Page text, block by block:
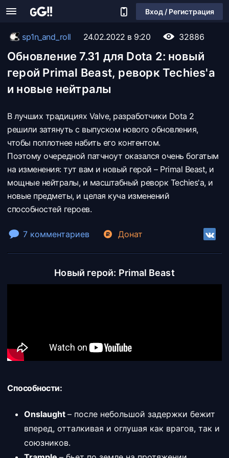
Вход / Регистрация
sp1n_and_roll 24.02.2022 в 9:20 32886
Обновление 7.31 для Dota 2: новый
герой Primal Beast, реворк Techies'a
и новые нейтралы
В лучших традициях Valve, разработчики Dota 2
решили затянуть с выпуском нового обновления,
чтобы поплотнее набить его контентом.
Поэтому очередной патчноут оказался очень богатым
на изменения: тут вам и новый герой – Primal Beast, и
мощные нейтралы, и масштабный реворк Techies'a, и
новые предметы, и целая куча изменений
способностей героев.
7 комментариев Донат
Новый герой: Primal Beast
Способности:
Onslaught – после небольшой задержки бежит
вперед, отталкивая и оглушая как врагов, так и
союзников.